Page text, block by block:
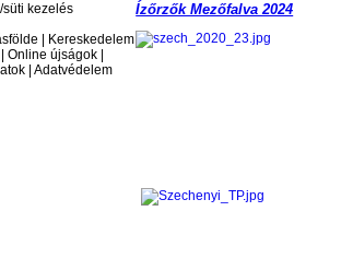
Ízőrzők Mezőfalva 2024
kezelés
| Kereskedelem
Online újságok |
| Adatvédelem